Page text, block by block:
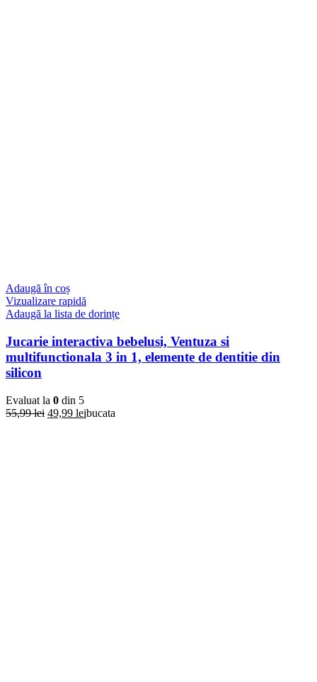
Adaugă în coș
Vizualizare rapidă
Adaugă la lista de dorințe
Jucarie interactiva bebelusi, Ventuza si
multifunctionala 3 in 1, elemente de dentitie din
silicon
Evaluat la 0 din 5
55,99lei Prețul
49,99 leiPrețul
bucata